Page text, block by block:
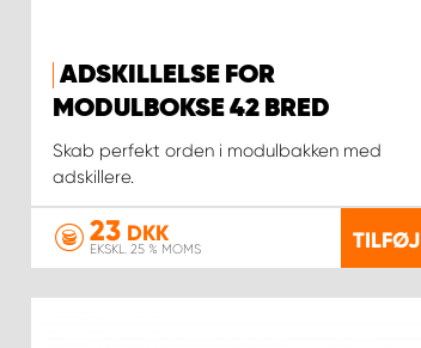
ADSKILLELSE FOR
MODULBOKSE 42 BRED
Skab perfekt orden i modulbakken med
adskillere.
23DKK
EKSKL. 25 % MOMS TILFØJ